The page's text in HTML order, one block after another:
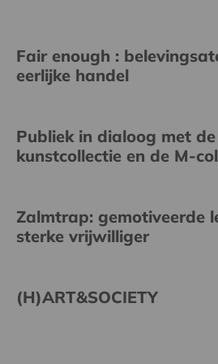
Fair enough :
eerlijke handel
Publiek in dialoog met
kunstcollectie en de M-
Zalmtrap: gemotiveerde
sterke vrijwilliger
(H)ART&SOCIETY